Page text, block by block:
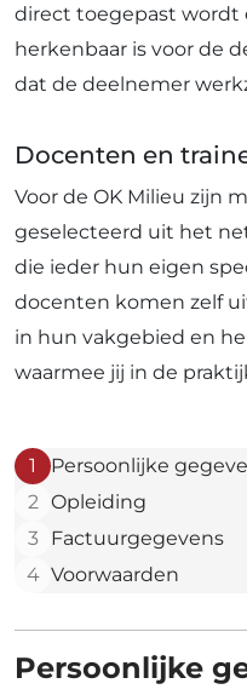
direct toegepast wordt
herkenbaar is voor de
dat de deelnemer
Docenten en
Voor de OK Milieu zijn
geselecteerd uit het
die ieder hun eigen
docenten komen zelf
in hun vakgebied en
waarmee jij in de
1
Persoonlijke
2 Opleiding
3
Factuurgegevens
4 Voorwaarden
Persoonlijke